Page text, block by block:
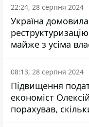
22:24, 28 серпня 2024
Україна
майже з усіма
єврооблігацій:
означає для країни
08:13, 28 серпня 2024
Підвищення
економіст
порахував,
заплатить кожен